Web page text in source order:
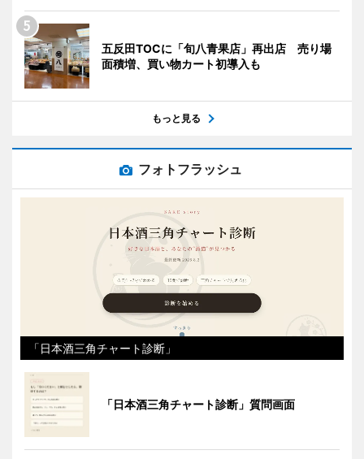
五反田TOCに「旬八青果店」再出店 売り場
面積増、買い物カート初導入も
もっと見る
フォトフラッシュ
「日本酒三角チャート診断」
「日本酒三角チャート診断」質問画面